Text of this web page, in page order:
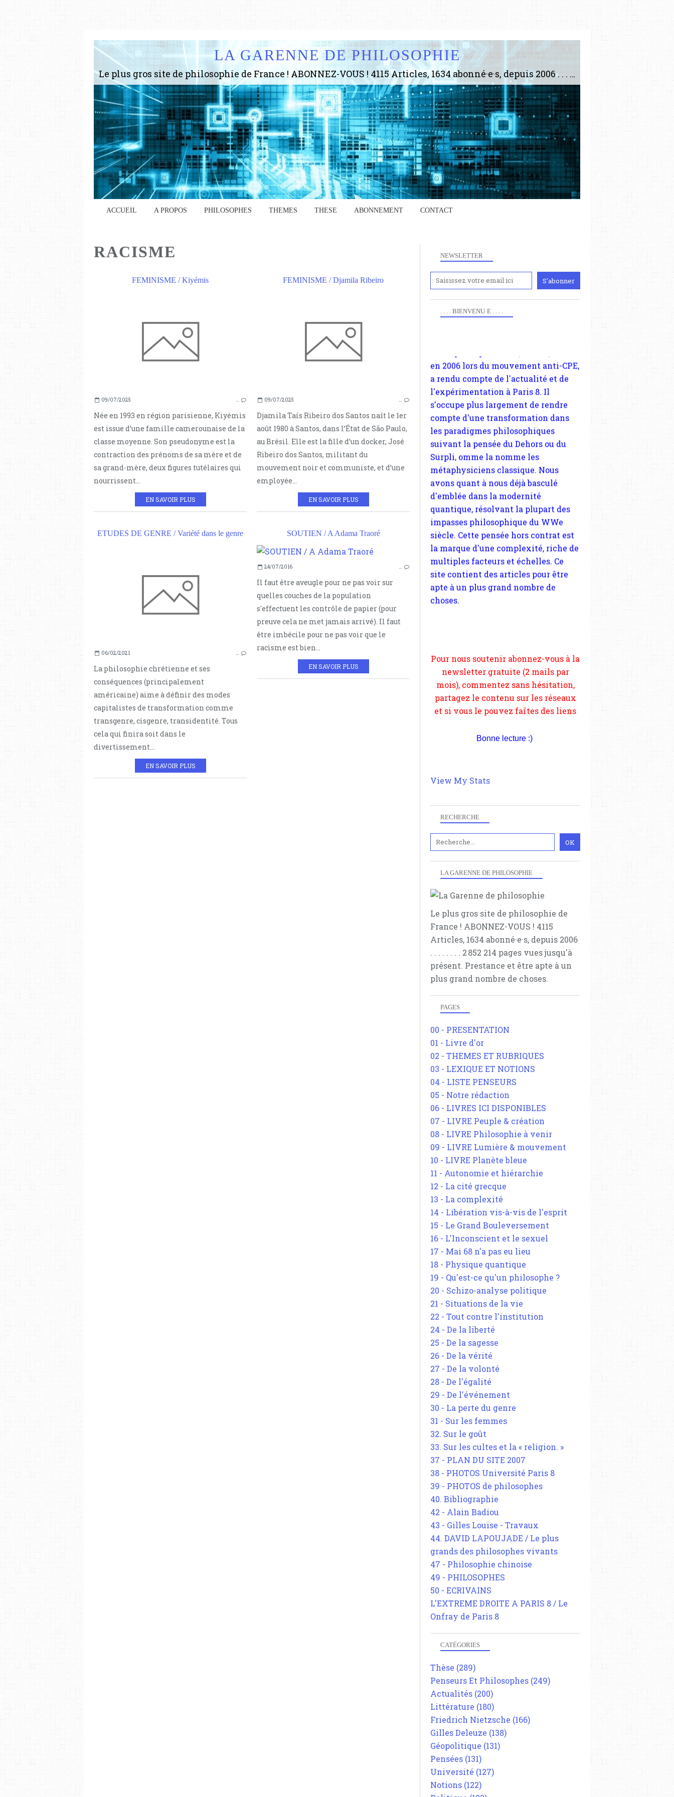
LA GARENNE DE PHILOSOPHIE
Le plus gros site de philosophie de France ! ABONNEZ-VOUS ! 4115 Articles, 1634 abonné·e·s, depuis 2006 . . . . . . . . 2 852 214 pages vues jusqu'à présent. Prestance et être apte à un plus grand nombre de choses.
ACCUEIL A PROPOS PHILOSOPHES THEMES THESE ABONNEMENT CONTACT
RACISME
FEMINISME / Kiyémis
FÉMINISME
CISSEXISME
09/07/2025 …
Née en 1993 en région parisienne, Kiyémis
est issue d’une famille camerounaise de la
classe moyenne. Son pseudonyme est la
contraction des prénoms de sa mère et de
sa grand-mère, deux figures tutélaires qui
nourrissent...
EN SAVOIR PLUS
FEMINISME / Djamila Ribeiro
CISSEXISME
RACISME
SIMONE DE BEAUVOIR
09/07/2025 …
Djamila Taís Ribeiro dos Santos naît le 1er
août 1980 à Santos, dans l’État de São Paulo,
au Brésil. Elle est la fille d’un docker, José
Ribeiro dos Santos, militant du
mouvement noir et communiste, et d’une
employée...
EN SAVOIR PLUS
ETUDES DE GENRE / Variété dans le genre
ETUDES DE GENRE
RACISME
VARIÉTÉ
DIVERSITÉ
06/02/2021 …
La philosophie chrétienne et ses
conséquences (principalement
américaine) aime à définir des modes
capitalistes de transformation comme
transgenre, cisgenre, transidentité. Tous
cela qui finira soit dans le
divertissement...
EN SAVOIR PLUS
SOUTIEN / A Adama Traoré
SÉGRÉGATION POST-COLONIALE
SÉGRÉGATION
RACISME
24/07/2016 …
Il faut être aveugle pour ne pas voir sur
quelles couches de la population
s'effectuent les contrôle de papier (pour
preuve cela ne met jamais arrivé). Il faut
être imbécile pour ne pas voir que le
racisme est bien...
EN SAVOIR PLUS
NEWSLETTER
RECHERCHE
LA GARENNE DE PHILOSOPHIE
Le plus gros site de philosophie de
France ! ABONNEZ-VOUS ! 4115
Articles, 1634 abonné·e·s, depuis 2006
. . . . . . . . 2 852 214 pages vues jusqu'à
présent. Prestance et être apte à un
plus grand nombre de choses.
PAGES
00 - PRESENTATION
01 - Livre d'or
02 - THEMES ET RUBRIQUES
03 - LEXIQUE ET NOTIONS
04 - LISTE PENSEURS
05 - Notre rédaction
06 - LIVRES ICI DISPONIBLES
07 - LIVRE Peuple & création
08 - LIVRE Philosophie à venir
09 - LIVRE Lumière & mouvement
10 - LIVRE Planète bleue
11 - Autonomie et hiérarchie
12 - La cité grecque
13 - La complexité
14 - Libération vis-à-vis de l'esprit
15 - Le Grand Bouleversement
16 - L'Inconscient et le sexuel
17 - Mai 68 n'a pas eu lieu
18 - Physique quantique
19 - Qu'est-ce qu'un philosophe ?
20 - Schizo-analyse politique
21 - Situations de la vie
22 - Tout contre l'institution
24 - De la liberté
25 - De la sagesse
26 - De la vérité
27 - De la volonté
28 - De l'égalité
29 - De l'événement
30 - La perte du genre
31 - Sur les femmes
32. Sur le goût
33. Sur les cultes et la « religion. »
37 - PLAN DU SITE 2007
38 - PHOTOS Université Paris 8
39 - PHOTOS de philosophes
40. Bibliographie
42 - Alain Badiou
43 - Gilles Louise - Travaux
44. DAVID LAPOUJADE / Le plus
grands des philosophes vivants
47 - Philosophie chinoise
49 - PHILOSOPHES
50 - ECRIVAINS
L'EXTREME DROITE A PARIS 8 / Le
Onfray de Paris 8
CATÉGORIES
Thèse (289)
Penseurs Et Philosophes (249)
Actualités (200)
Littérature (180)
Friedrich Nietzsche (166)
Gilles Deleuze (138)
Géopolitique (131)
Pensées (131)
Université (127)
Notions (122)
. . . . BIENVENU·E . . . .
www.paris8philo.com, ce site, créé
s'occupe plus largement de rendre
compte d'une transformation dans
les paradigmes philosophiques
suivant la pensée du Dehors ou du
Surpli, omme la nomme les
métaphysiciens classique. Nous
avons quant à nous déjà basculé
d'emblée dans la modernité
quantique, résolvant la plupart des
impasses philosophique du WWe
siècle. Cette pensée hors contrat est
la marque d'une complexité, riche de
multiples facteurs et échelles. Ce
site contient des articles pour être
apte à un plus grand nombre de
choses.
partagez le contenu sur les réseaux
et si vous le pouvez faîtes des liens
depuis votre site.
Bonne lecture :)
View My Stats